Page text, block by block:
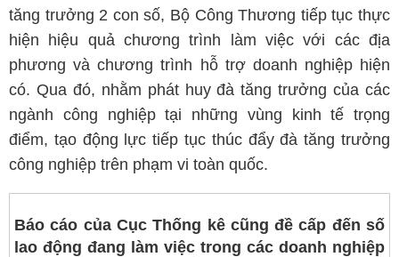
tăng trưởng 2 con số, Bộ Công Thương tiếp tục thực
hiện hiệu quả chương trình làm việc với các địa
phương và chương trình hỗ trợ doanh nghiệp hiện
có. Qua đó, nhằm phát huy đà tăng trưởng của các
ngành công nghiệp tại những vùng kinh tế trọng
điểm, tạo động lực tiếp tục thúc đẩy đà tăng trưởng
công nghiệp trên phạm vi toàn quốc.
Báo cáo của Cục Thống kê cũng đề cấp đến số
lao động đang làm việc trong các doanh nghiệp